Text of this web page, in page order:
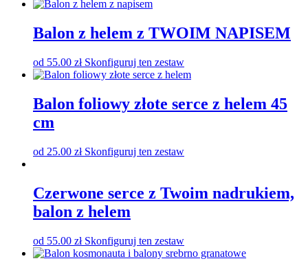
Balon z helem z TWOIM NAPISEM
od 55.00 zł Skonfiguruj ten zestaw
Balon foliowy złote serce z helem 45
cm
od 25.00 zł Skonfiguruj ten zestaw
Czerwone serce z Twoim nadrukiem,
balon z helem
od 55.00 zł Skonfiguruj ten zestaw